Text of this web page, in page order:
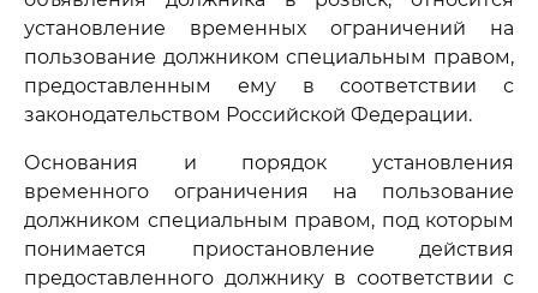
установление временных ограничений на
пользование должником специальным правом,
предоставленным ему в соответствии с
законодательством Российской Федерации.
Основания и порядок установления
временного ограничения на пользование
должником специальным правом, под которым
понимается приостановление действия
предоставленного должнику в соответствии с